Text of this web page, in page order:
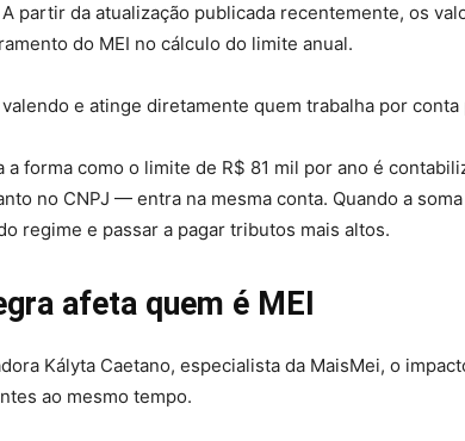
partir da atualização publicada recentemente, os
do MEI no cálculo do limite anual.
e atinge diretamente quem trabalha por
a forma como o limite de R$ 81 mil por ano é
no CNPJ — entra na mesma conta. Quando a
regime e passar a pagar tributos mais altos.
afeta quem é MEI
Kályta Caetano, especialista da MaisMei, o
ao mesmo tempo.